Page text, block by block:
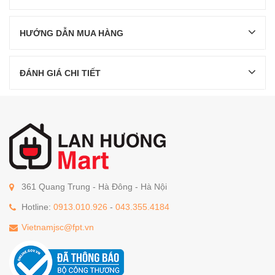
HƯỚNG DẪN MUA HÀNG
ĐÁNH GIÁ CHI TIẾT
361 Quang Trung - Hà Đông - Hà Nội
Hotline: 0913.010.926 - 043.355.4184
Vietnamjsc@fpt.vn